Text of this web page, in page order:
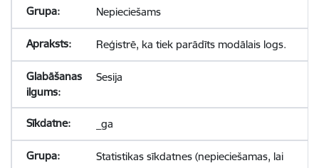
Nepieciešams
Reģistrē, ka tiek parādīts modālais logs.
Sesija
_ga
Statistikas sīkdatnes (nepieciešamas, lai